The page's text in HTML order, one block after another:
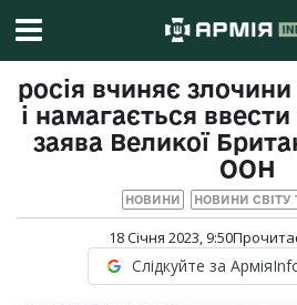
росія вчиняє
і намагається
заява Великої
ООН
НОВИНИ НОВИНИ СВІТУ
18 Січня 2023, 9:50
Слідкуйте за